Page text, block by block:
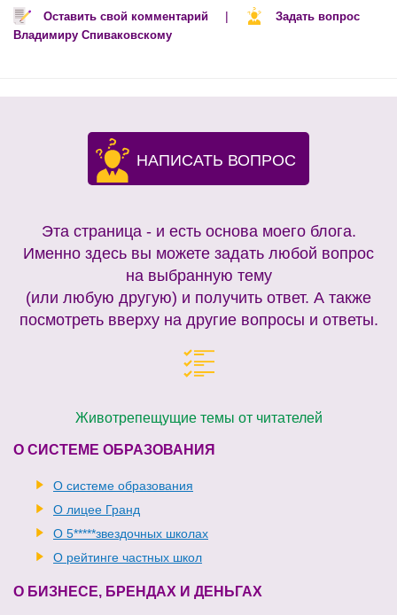
Оставить свой комментарий |
Задать вопрос
Владимиру Спиваковскому
НАПИСАТЬ ВОПРОС
Эта страница - и есть основа моего блога.
Именно здесь вы можете задать любой вопрос
на выбранную тему
(или любую другую) и получить ответ. А также
посмотреть вверху на другие вопросы и ответы.
Животрепещущие темы от читателей
О СИСТЕМЕ ОБРАЗОВАНИЯ
О системе образования
О лицее Гранд
О 5*****звездочных школах
О рейтинге частных школ
О БИЗНЕСЕ, БРЕНДАХ И ДЕНЬГАХ